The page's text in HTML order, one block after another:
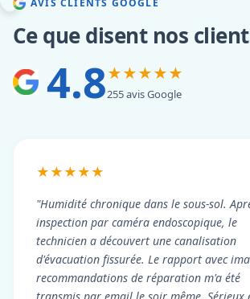
AVIS CLIENTS GOOGLE
Ce que disent nos
4.8★★★★★
255 avis Google
★★★★★
"Humidité chronique dans le sous-sol.
inspection par caméra endoscopique, le
technicien a découvert une canalisation
d'évacuation fissurée. Le rapport avec
recommandations de réparation m'a été